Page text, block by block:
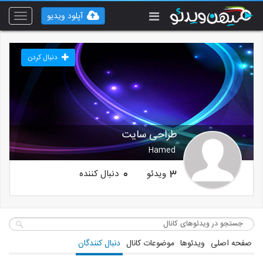
Toggle
آپلود ویدیو
طراحی سایت
Hamed
دنبال کردن
3 ویدئو 0 دنبال کننده
صفحه اصلی ویدئوها موضوعات کانال دنبال کنندگان